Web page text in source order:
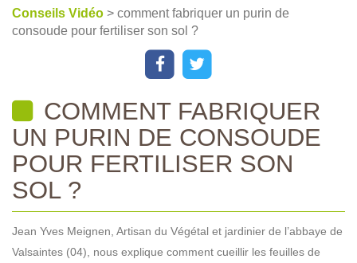
Conseils Vidéo > comment fabriquer un purin de
consoude pour fertiliser son sol ?
COMMENT FABRIQUER
UN PURIN DE CONSOUDE
POUR FERTILISER SON
SOL ?
Jean Yves Meignen, Artisan du Végétal et jardinier de l’abbaye de
Valsaintes (04), nous explique comment cueillir les feuilles de